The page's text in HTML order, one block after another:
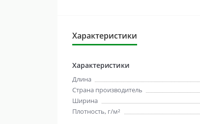
Характеристики
Характеристики
Длина
Страна производитель
Ширина
Плотность, г/м²